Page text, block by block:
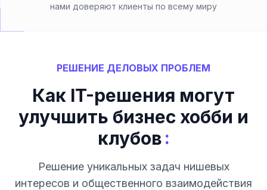
нами доверяют клиенты по всему миру
РЕШЕНИЕ ДЕЛОВЫХ ПРОБЛЕМ
Как IT-решения могут
улучшить бизнес хобби и
клубов:
Решение уникальных задач нишевых
интересов и общественного взаимодействия